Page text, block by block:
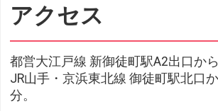
アクセス
都営大江戸線 新御徒町駅A2出口か
JR山手・京浜東北線 御徒町駅北口
分。